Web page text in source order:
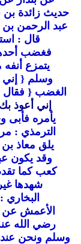
حديث زائدة بن
عبد الرحمن
قال :
فغضب
يتمزع
وسلم { إني
الغضب { فقال
إني أعوذ
يأمره فأبى
الترمذي :
يلق معاذ
وقد يكون
كعب كما
شهدها
الأعمش عن
رضي الله
وسلم ونحن